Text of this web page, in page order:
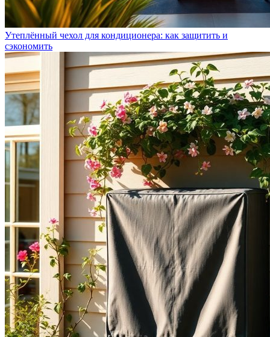
Утеплённый чехол для кондиционера: как защитить и
сэкономить